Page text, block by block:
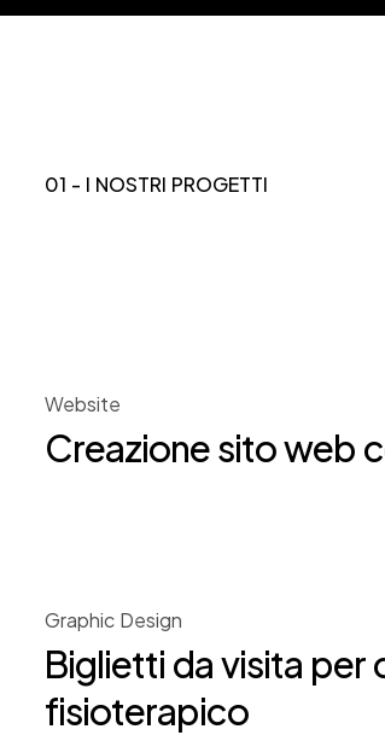
01 - I NOSTRI PROGETTI
Website
Creazione sito web
Graphic Design
Biglietti da visita per
fisioterapico